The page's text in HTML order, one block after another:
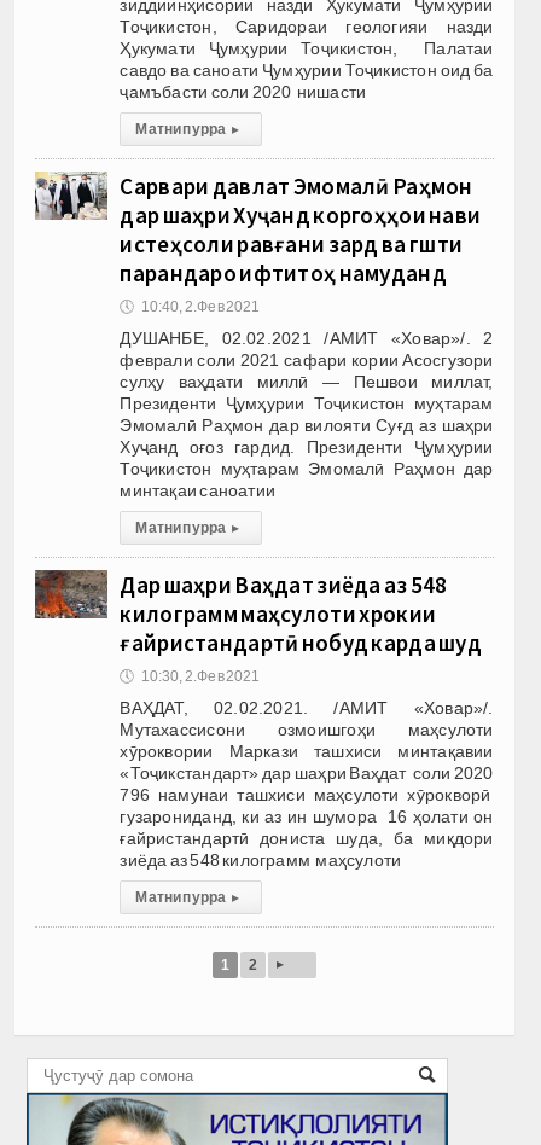
зиддиинҳисории назди Ҳукумати Ҷумҳурии
Тоҷикистон, Саридораи геологияи назди
Ҳукумати Ҷумҳурии Тоҷикистон, Палатаи
савдо ва саноати Ҷумҳурии Тоҷикистон оид ба
ҷамъбасти соли 2020 нишасти
Матни пурра ▸
Сарвари давлат Эмомалӣ Раҳмон
дар шаҳри Хуҷанд коргоҳҳои нави
истеҳсоли равғани зард ва гӯшти
парандаро ифтитоҳ намуданд
🕔 10:40, 2.Фев 2021
ДУШАНБЕ, 02.02.2021 /АМИТ «Ховар»/. 2
феврали соли 2021 сафари кории Асосгузори
сулҳу ваҳдати миллӣ — Пешвои миллат,
Президенти Ҷумҳурии Тоҷикистон муҳтарам
Эмомалӣ Раҳмон дар вилояти Суғд аз шаҳри
Хуҷанд оғоз гардид. Президенти Ҷумҳурии
Тоҷикистон муҳтарам Эмомалӣ Раҳмон дар
минтақаи саноатии
Матни пурра ▸
Дар шаҳри Ваҳдат зиёда аз 548
килограмм маҳсулоти хӯрокии
ғайристандартӣ нобуд карда шуд
🕔 10:30, 2.Фев 2021
ВАҲДАТ, 02.02.2021. /АМИТ «Ховар»/.
Мутахассисони озмоишгоҳи маҳсулоти
хӯроквории Маркази ташхиси минтақавии
«Тоҷикстандарт» дар шаҳри Ваҳдат соли 2020
796 намунаи ташхиси маҳсулоти хӯрокворӣ
гузарониданд, ки аз ин шумора 16 ҳолати он
ғайристандартӣ дониста шуда, ба миқдори
зиёда аз 548 килограмм маҳсулоти
Матни пурра ▸
1 2 ▸